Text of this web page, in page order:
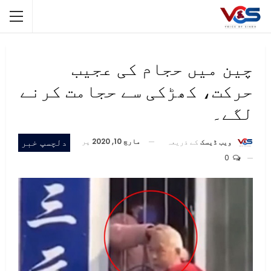
چین میں حجام کی عجیب
حرکت، کھڑکی سے حجامت کرنے
لگے۔
دلچسپ خبر ویب ڈیسک کے ذریعہ مارچ 10, 2020
پر